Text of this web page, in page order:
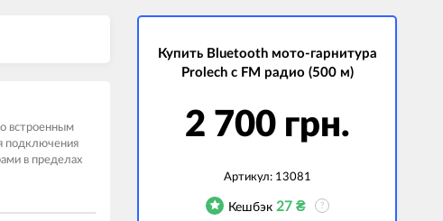
гаджеты
Инверторные генераторы
Трехфазные генераторы
встроенным
подключения
в пределах
Купить Bluetooth мото-гарнитура
Prolech c FM радио (500 м)
2 700 грн.
Артикул: 13081
Кешбэк 27₴ ?